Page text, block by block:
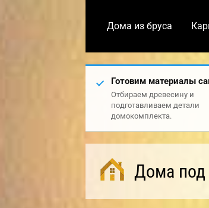
Дома из бруса
Готовим материалы
Отбираем древесину и
подготавливаем детали
домокомплекта.
Дома под